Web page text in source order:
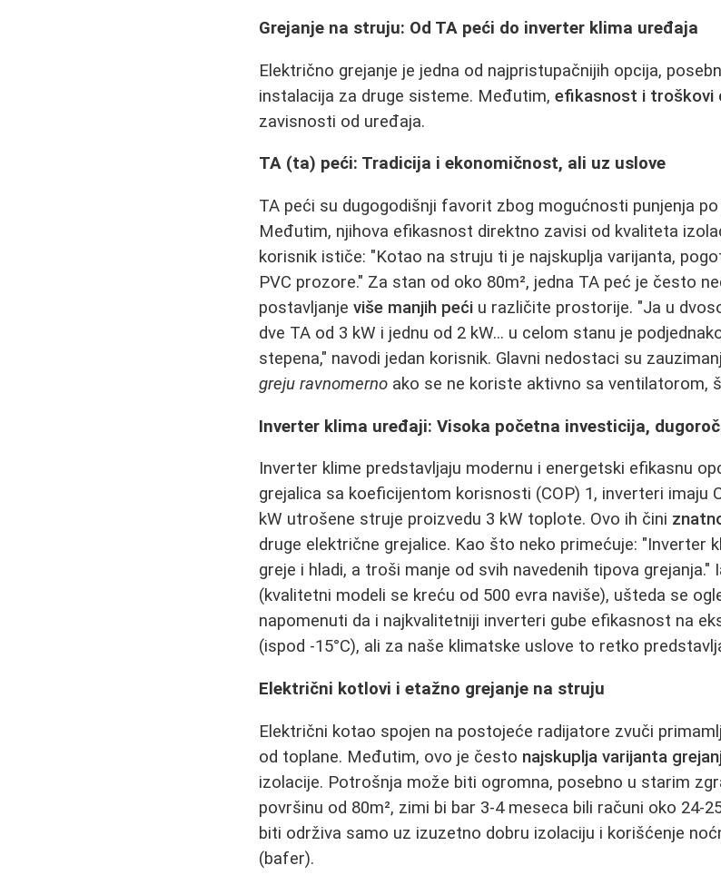
Grejanje na struju: Od TA peći do inverter klima uređaja
Električno grejanje je jedna od najpristupačnijih opcija,
instalacija za druge sisteme. Međutim,efikasnost i troškovi
zavisnosti od uređaja.
TA (ta) peći: Tradicija i ekonomičnost, ali uz uslove
TA peći su dugogodišnji favorit zbog mogućnosti punjenja po
Međutim, njihova efikasnost direktno zavisi od kvaliteta
korisnik ističe: "Kotao na struju ti je najskuplja varijanta,
PVC prozore." Za stan od oko 80m², jedna TA peć je često
postavljanjeviše manjih peći u različite prostorije. "Ja u
dve TA od 3 kW i jednu od 2 kW... u celom stanu je
stepena," navodi jedan korisnik. Glavni nedostaci su
greju ravnomerno ako se ne koriste aktivno sa ventilatorom,
Inverter klima uređaji: Visoka početna investicija,
Inverter klime predstavljaju modernu i energetski efikasnu
grejalica sa koeficijentom korisnosti (COP) 1, inverteri imaju
kW utrošene struje proizvedu 3 kW toplote. Ovo ih čini
druge električne grejalice. Kao što neko primećuje: "Inverter
greje i hladi, a troši manje od svih navedenih tipova grejanja."
(kvalitetni modeli se kreću od 500 evra naviše), ušteda se
napomenuti da i najkvalitetniji inverteri gube efikasnost na
(ispod -15°C), ali za naše klimatske uslove to retko
Električni kotlovi i etažno grejanje na struju
Električni kotao spojen na postojeće radijatore zvuči
od toplane. Međutim, ovo je često najskuplja varijanta
izolacije. Potrošnja može biti ogromna, posebno u starim
površinu od 80m², zimi bi bar 3-4 meseca bili računi oko 24-
biti održiva samo uz izuzetno dobru izolaciju i korišćenje
(bafer).